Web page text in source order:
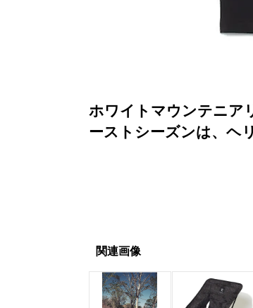
ホワイトマウンテニア
ーストシーズンは、ヘ
関連画像